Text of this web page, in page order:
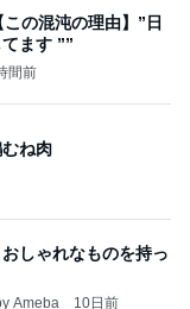
の混沌の理由】”⽇
ます ””
間前
ね肉
しゃれなものを持っ
Ameba 10日前